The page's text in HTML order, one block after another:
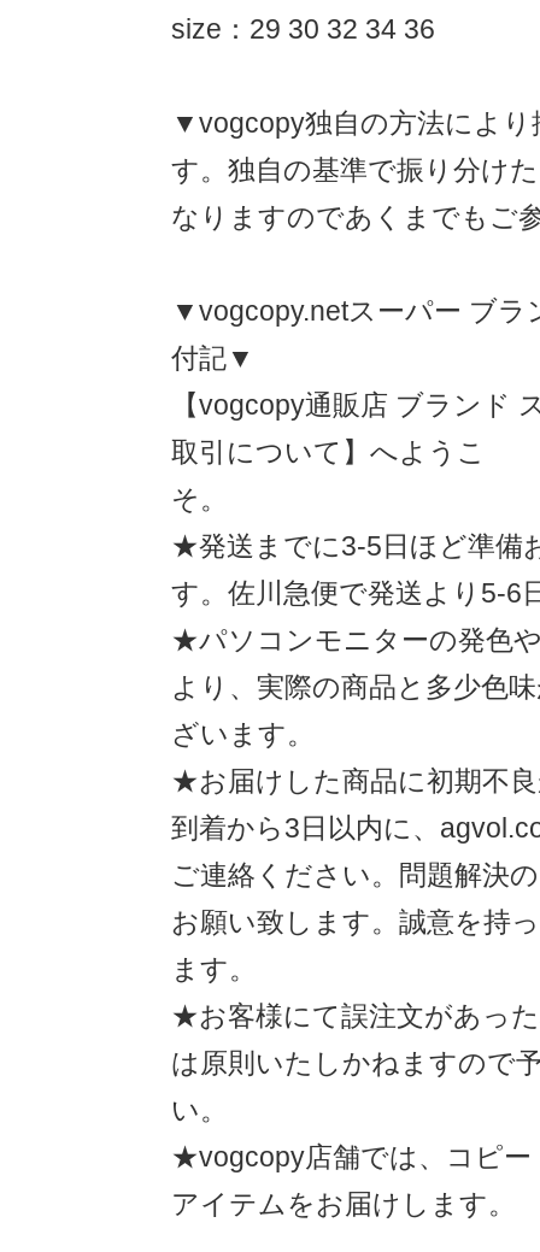
size：29 30 32 34 36
▼vogcopy独自の方法によ
す。独自の基準で振り分け
なりますのであくまでもご
▼vogcopy.netスーパー ブラ
付記▼
【vogcopy通販店 ブランド
取引について】へようこ
そ。
★発送までに3-5日ほど準備
す。佐川急便で発送より5-6
★パソコンモニターの発色
より、実際の商品と多少色
ざいます。
★お届けした商品に初期不
到着から3日以内に、
ご連絡ください。問題解決
お願い致します。誠意を持
ます。
★お客様にて誤注文があっ
は原則いたしかねますので
い。
★vogcopy店舗では、コピー
アイテムをお届けします。